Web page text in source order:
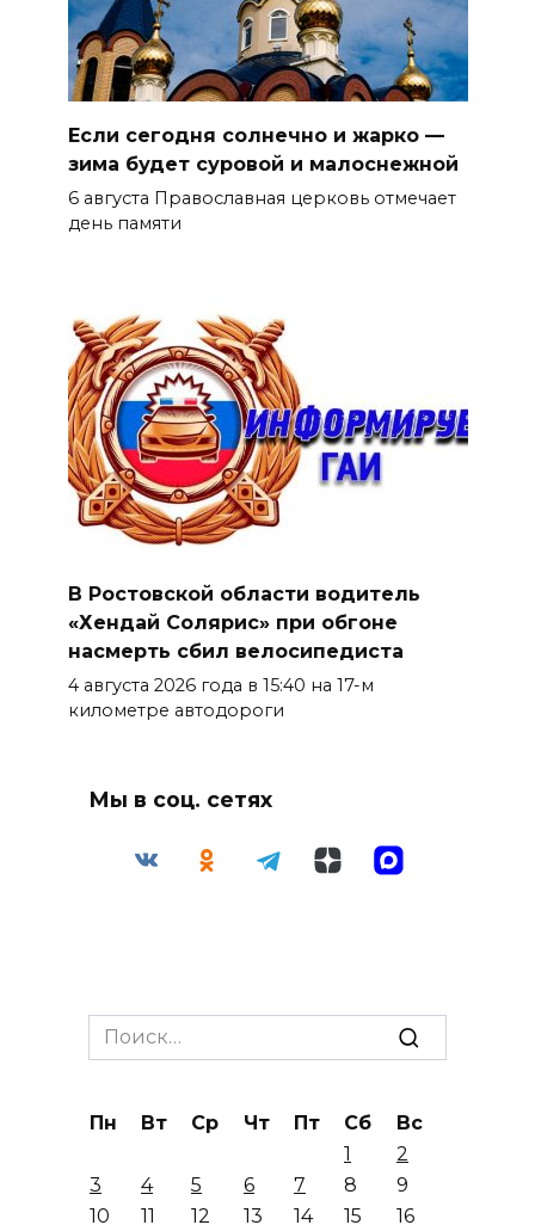
Если сегодня солнечно и жарко —
зима будет суровой и малоснежной
6 августа Православная церковь отмечает
день памяти
В Ростовской области водитель
«Хендай Солярис» при обгоне
насмерть сбил велосипедиста
4 августа 2026 года в 15:40 на 17-м
километре автодороги
Мы в соц. сетях
Search
for:
Пн Вт Ср Чт Пт Сб
Вс
1
2
3
4 5 6 7 8
9
10
11 12 13 14 15
16